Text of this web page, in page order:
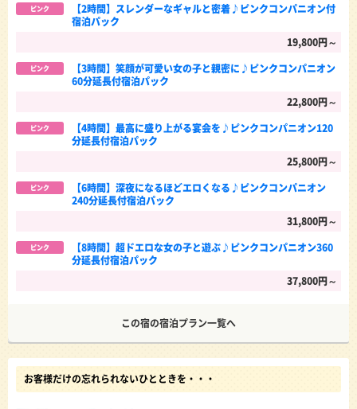
ピンク
【2時間】スレンダーなギャルと密着♪ピンクコンパニオン付
宿泊パック
19,800円～
ピンク
【3時間】笑顔が可愛い女の子と親密に♪ピンクコンパニオン
60分延長付宿泊パック
22,800円～
ピンク
【4時間】最高に盛り上がる宴会を♪ピンクコンパニオン120
分延長付宿泊パック
25,800円～
ピンク
【6時間】深夜になるほどエロくなる♪ピンクコンパニオン
240分延長付宿泊パック
31,800円～
ピンク
【8時間】超ドエロな女の子と遊ぶ♪ピンクコンパニオン360
分延長付宿泊パック
37,800円～
この宿の宿泊プラン一覧へ
お客様だけの忘れられないひとときを・・・